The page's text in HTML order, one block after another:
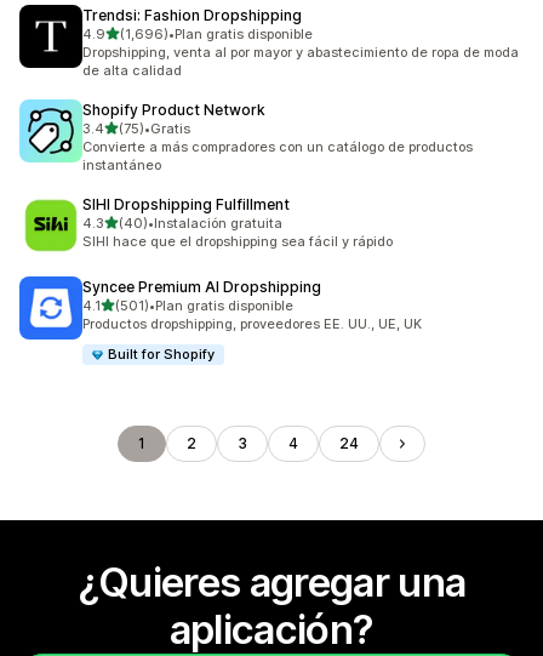
Trendsi: Fashion Dropshipping
4.9de 5 estrellas
(1,696)
1696 reseñas en total
•Plan gratis disponible
Dropshipping, venta al por mayor y abastecimiento de ropa de moda
de alta calidad
Shopify Product Network
3.4de 5 estrellas
(75)
75 reseñas en total
•Gratis
Convierte a más compradores con un catálogo de productos
instantáneo
SIHI Dropshipping Fulfillment
4.3de 5 estrellas
(40)
40 reseñas en total
•Instalación gratuita
SIHI hace que el dropshipping sea fácil y rápido
Syncee Premium AI Dropshipping
4.1de 5 estrellas
(501)
501 reseñas en total
•Plan gratis disponible
Productos dropshipping, proveedores EE. UU., UE, UK
Built for Shopify
1 2 3 4 24
¿Quieres agregar una
aplicación?